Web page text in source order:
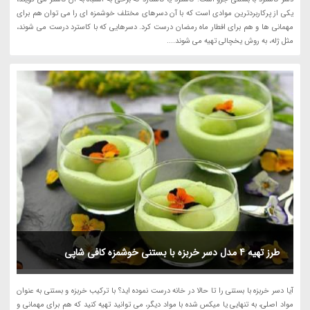
یکی از پرکاربردترین موادی است که با آن دسرهای مختلف خوشمزه ای را می توان هم برای
مهمانی ها و هم برای افطار ماه رمضان درست کرد. دسرهایی که با کاسترد درست می شوند،
مثل ژله، به روش یخچالی تهیه می شوند....
طرز تهیه 4 مدل دسر خربزه با بستنی خوشمزه کافی شاپی
آیا دسر خربزه با بستنی را تا حالا در خانه درست نموده اید؟ با ترکیب خربزه و بستنی به عنوان
مواد اصلی، به تنهایی یا میکس شده با مواد دیگر، می توانید تهیه کنید که هم برای مهمانی و